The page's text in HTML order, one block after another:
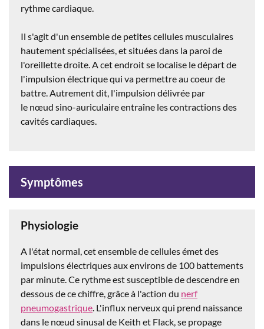
rythme cardiaque.
Il s'agit d'un ensemble de petites cellules musculaires
hautement spécialisées, et situées dans la paroi de
l'oreillette droite. A cet endroit se localise le départ de
l'impulsion électrique qui va permettre au coeur de
battre. Autrement dit, l'impulsion délivrée par
le nœud sino-auriculaire entraîne les contractions des
cavités cardiaques.
Symptômes
Physiologie
A l'état normal, cet ensemble de cellules émet des
impulsions électriques aux environs de 100 battements
par minute. Ce rythme est susceptible de descendre en
dessous de ce chiffre, grâce à l'action du nerf
pneumogastrique. L'influx nerveux qui prend naissance
dans le nœud sinusal de Keith et Flack, se propage